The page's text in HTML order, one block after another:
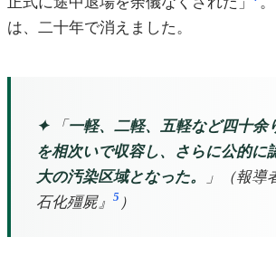
は、二十年で消えました。
✦「 一軽、二軽、五軽など四十余
を相次いで収容し、さらに公的に
大の汚染区域となった。
」（報導
石化殭屍』
5 ）